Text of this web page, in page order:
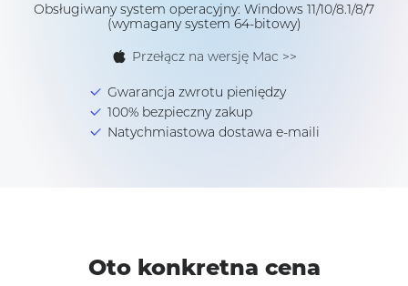
Obsługiwany system operacyjny: Windows 11/10/8.1/8/7
(wymagany system 64-bitowy)
Przełącz na wersję Mac >>
Gwarancja zwrotu pieniędzy
100% bezpieczny zakup
Natychmiastowa dostawa e-maili
Oto konkretna cena